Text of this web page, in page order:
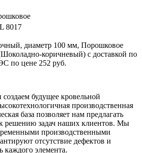
8017
диаметр 100 мм, Порошковое
коричневый) с доставкой по
по цене 252 руб.
будущее кровельной
производственная
база позволяет нам предлагать
решению задач наших клиентов. Мы
производственными
отсутствие дефектов и
каждого элемента.